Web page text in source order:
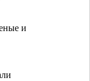
и